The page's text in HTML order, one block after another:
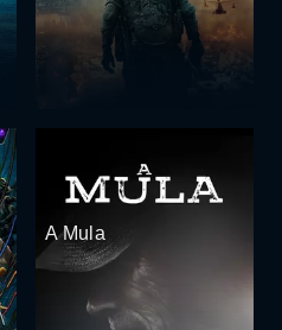
A Mula